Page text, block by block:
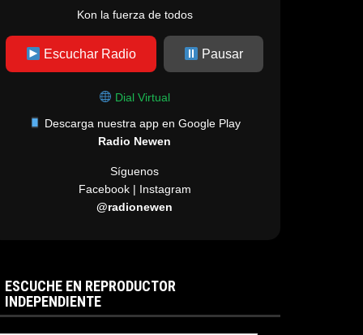
Kon la fuerza de todos
Escuchar Radio Pausar
Dial Virtual
Descarga nuestra app en Google Play
Radio Newen
Síguenos
Facebook | Instagram
@radionewen
ESCUCHE EN REPRODUCTOR
INDEPENDIENTE